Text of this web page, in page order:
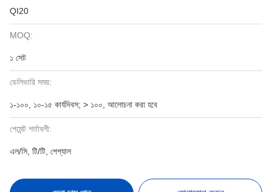
QI20
MOQ:
১ সেট
ডেলিভারি সময়:
১-১০০, ১০-১৫ কার্যদিবস; > ১০০, আলোচনা করা হবে
পেমেন্ট শর্তাবলী:
এল/সি, টি/টি, পেপ্যাল